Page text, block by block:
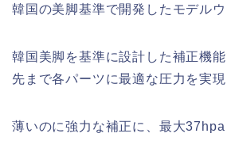
韓国の美脚基準で開発したモデルウ
韓国美脚を基準に設計した補正機
先まで各パーツに最適な圧力を実現
薄いのに強力な補正に、最大